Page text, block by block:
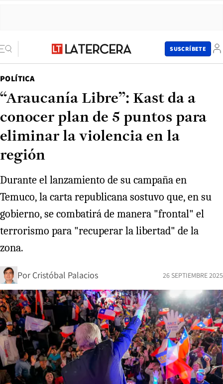
SUSCRÍBETE
POLÍTICA
“Araucanía Libre”: Kast da a
conocer plan de 5 puntos para
eliminar la violencia en la
región
Durante el lanzamiento de su campaña en
Temuco, la carta republicana sostuvo que, en su
gobierno, se combatirá de manera "frontal" el
terrorismo para "recuperar la libertad" de la
zona.
Por Cristóbal Palacios 26 SEPTIEMBRE 2025